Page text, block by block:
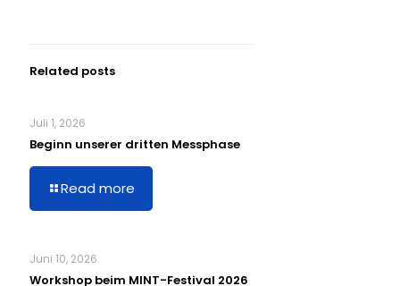
Related posts
Juli 1, 2026
Beginn unserer dritten Messphase
Read more
Juni 10, 2026
Workshop beim MINT-Festival 2026